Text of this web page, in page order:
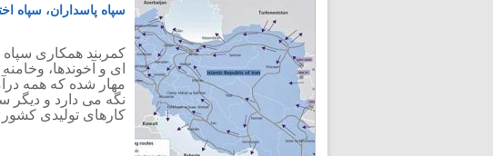
سپاه پاسداران، سپاه
کمربند همکاری
ای و آخوندها،
مهار شده که همه
نگه می دارد و دیگر
کارهای تولیدی